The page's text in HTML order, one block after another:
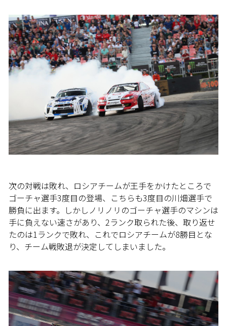
次の対戦は敗れ、ロシアチームが王手をかけたところで
ゴーチャ選手3度目の登場、こちらも3度目の川畑選手で
勝負に出ます。しかしノリノリのゴーチャ選手のマシンは
手に負えない速さがあり、2ランク取られた後、取り返せ
たのは1ランクで敗れ、これでロシアチームが8勝目とな
り、チーム戦敗退が決定してしまいました。